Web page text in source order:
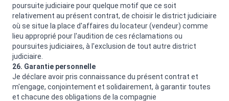
poursuite judiciaire pour quelque motif que ce soit
relativement au présent contrat, de choisir le district judiciaire
où se situe la place d'affaires du locateur (vendeur) comme
lieu approprié pour l'audition de ces réclamations ou
poursuites judiciaires, à l'exclusion de tout autre district
judiciaire.
26. Garantie personnelle
Je déclare avoir pris connaissance du présent contrat et
m'engage, conjointement et solidairement, à garantir toutes
et chacune des obligations de la compagnie